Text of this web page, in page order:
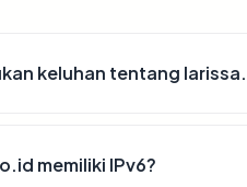
keluhan tentang
memiliki IPv6?